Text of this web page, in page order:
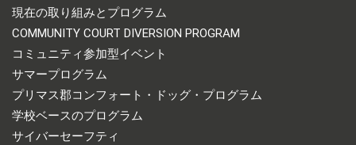
現在の取り組みとプログラム
COMMUNITY COURT DIVERSION PROGRAM
コミュニティ参加型イベント
サマープログラム
プリマス郡コンフォート・ドッグ・プログラム
学校ベースのプログラム
サイバーセーフティ